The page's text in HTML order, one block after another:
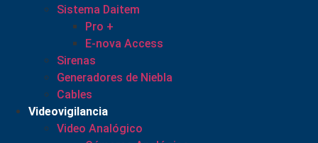
Sistema Daitem
Pro +
E-nova Access
Sirenas
Generadores de Niebla
Cables
Videovigilancia
Video Analógico